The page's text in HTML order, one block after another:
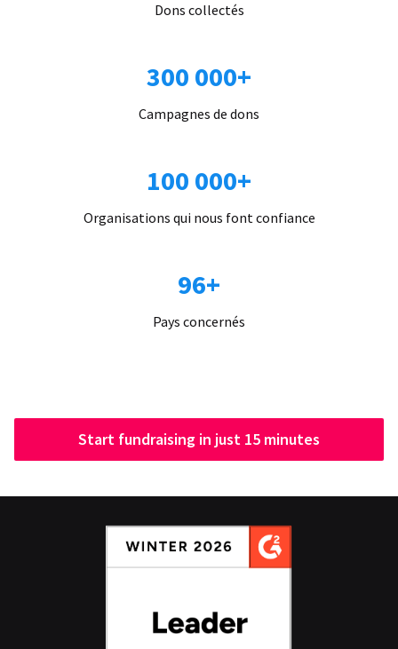
Dons collectés
300 000+
Campagnes de dons
100 000+
Organisations qui nous font confiance
96+
Pays concernés
Start fundraising in just 15 minutes